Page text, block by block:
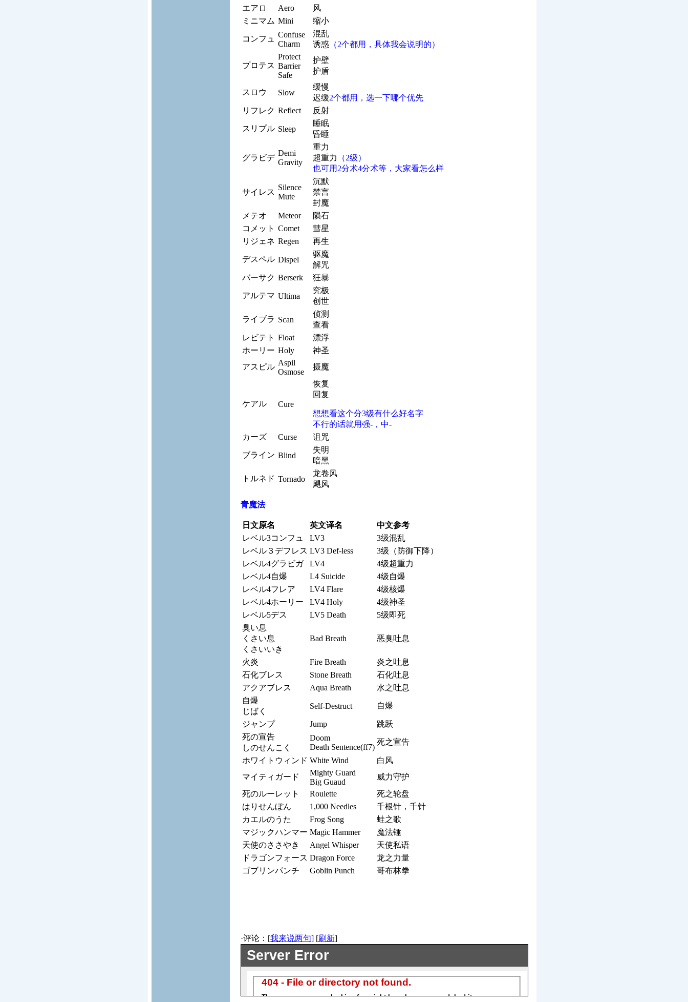
エアロ
Aero
风
ミニマム Mini 缩小
コンフュ
Confuse
Charm
混乱
诱惑（2个都用，具体我会说明的）
プロテス
Protect
Barrier
Safe
护壁
护盾
スロウ Slow
缓慢
迟缓2个都用，选一下哪个优先
リフレク Reflect 反射
スリプル Sleep
睡眠
昏睡
グラビデ
Demi
Gravity
重力
超重力 （2级）
也可用2分术4分术等，大家看怎么样
サイレス
Silence
Mute
沉默
禁言
封魔
メテオ
Meteor
陨石
コメット Comet
彗星
リジェネ Regen 再生
デスペル Dispel
驱魔
解咒
バーサク Berserk 狂暴
アルテマ Ultima
究极
创世
ライブラ Scan
侦测
查看
レビテト Float
漂浮
ホーリー Holy
神圣
アスピル Aspil
Osmose
摄魔
ケアル Cure
恢复
回复
想想看这个分3级有什么好名字
不行的话就用强-，中-
カーズ
Curse 诅咒
ブライン Blind
失明
暗黑
トルネド Tornado
龙卷风
飓风
青魔法
日文原名 英文译名
中文参考
レベル3コンフュ
LV3
3级混乱
レベル３デフレス LV3 Def-less
3级（防御下降）
レベル4グラビガ
LV4
4级超重力
レベル4自爆
L4 Suicide
4级自爆
レベル4フレア
LV4 Flare
4级核爆
レベル4ホーリー
LV4 Holy
4级神圣
レベル5デス
LV5 Death
5级即死
臭い息
くさい息
くさいいき
Bad Breath 恶臭吐息
火炎 Fire Breath
炎之吐息
石化ブレス
Stone Breath
石化吐息
アクアブレス
Aqua Breath
水之吐息
自爆
じばく
Self-Destruct 自爆
ジャンプ Jump
跳跃
死の宣告
しのせんこく
Doom
Death Sentence(ff7)
死之宣告
ホワイトウィンド White Wind
白风
マイティガード
Mighty Guard
Big Guaud
威力守护
死のルーレット
Roulette
死之轮盘
はりせんぼん
1,000 Needles
千根针，千针
カエルのうた
Frog Song
蛙之歌
マジックハンマー Magic Hammer
魔法锤
天使のささやき
Angel Whisper
天使私语
ドラゴンフォース Dragon Force
龙之力量
ゴブリンパンチ
Goblin Punch 哥布林拳
·评论：[我来说两句] [刷新]